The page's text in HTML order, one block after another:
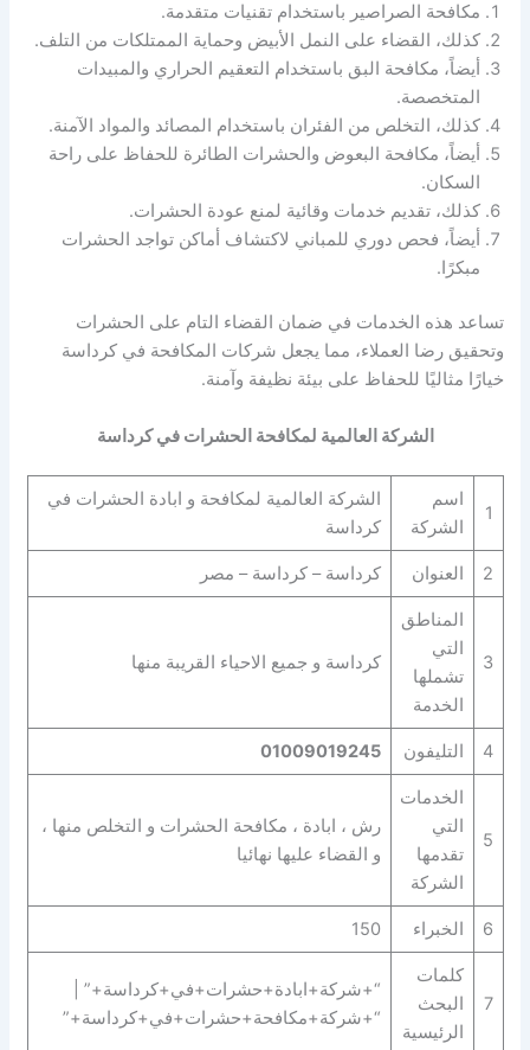
مكافحة الصراصير باستخدام تقنيات متقدمة.
كذلك، القضاء على النمل الأبيض وحماية الممتلكات من التلف.
أيضاً، مكافحة البق باستخدام التعقيم الحراري والمبيدات
المتخصصة.
كذلك، التخلص من الفئران باستخدام المصائد والمواد الآمنة.
أيضاً، مكافحة البعوض والحشرات الطائرة للحفاظ على راحة
السكان.
كذلك، تقديم خدمات وقائية لمنع عودة الحشرات.
أيضاً، فحص دوري للمباني لاكتشاف أماكن تواجد الحشرات
مبكرًا.
تساعد هذه الخدمات في ضمان القضاء التام على الحشرات
وتحقيق رضا العملاء، مما يجعل شركات المكافحة في كرداسة
خيارًا مثاليًا للحفاظ على بيئة نظيفة وآمنة.
الشركة العالمية لمكافحة الحشرات في كرداسة
1
اسم
الشركة
الشركة العالمية لمكافحة و ابادة الحشرات في
كرداسة
2 العنوان كرداسة – كرداسة – مصر
3
المناطق
التي
تشملها
الخدمة
كرداسة و جميع الاحياء القريبة منها
4 التليفون 01009019245
5
الخدمات
التي
تقدمها
الشركة
رش ، ابادة ، مكافحة الحشرات و التخلص منها ،
و القضاء عليها نهائيا
6 الخبراء 150
7
كلمات
البحث
الرئيسية
“+شركة+ابادة+حشرات+في+كرداسة+” |
“+شركة+مكافحة+حشرات+في+كرداسة+”